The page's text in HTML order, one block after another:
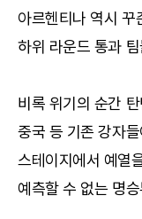
아르헨티나 역시 꾸
하위 라운드 통과
비록 위기의 순간
중국 등 기존 강자
스테이지에서 예열
예측할 수 없는 명